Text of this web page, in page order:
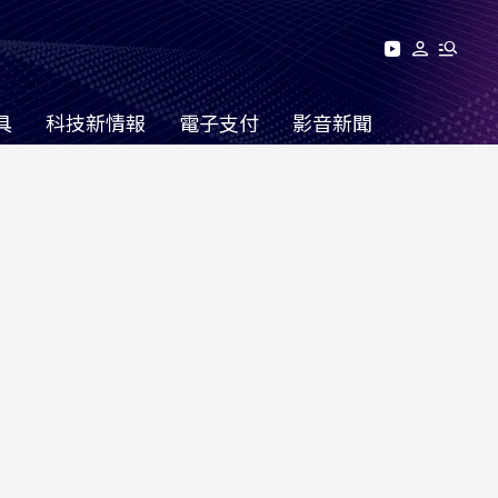
科技新情報 電子支付 影音新聞